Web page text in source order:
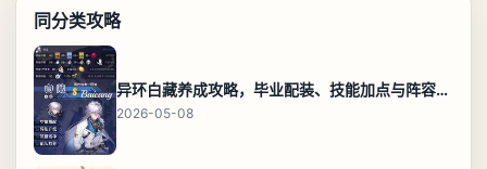
同分类攻略
异环白藏养成攻略，毕业配装、技能加点与阵容搭配保姆级解析
2026-05-08